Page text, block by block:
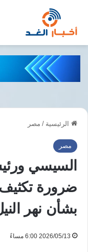
الرئيسية / مصر
مصر
السيسي
ضرورة تكثيف
بشأن نهر
2026/05/13 6:00 مساءً